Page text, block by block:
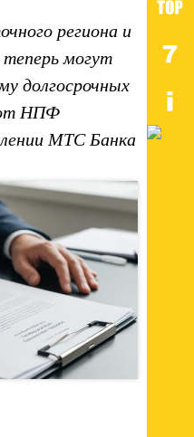
региона и
теперь могут
долгосрочных
НПФ
МТС Банка